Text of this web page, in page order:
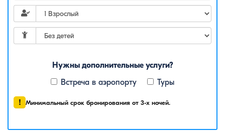
Нужны дополнительные услуги?
Встреча в аэропорту
Туры
! Минимальный срок бронирования от 3-х ночей.